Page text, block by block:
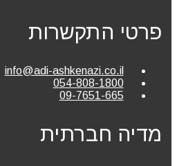
פרטי התקשרות
info@adi-ashkenazi.co.il
054-808-1800
09-7651-665
מדיה חברתית